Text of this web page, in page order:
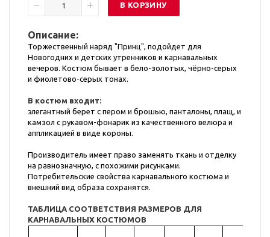
В КОРЗИНУ
Описание:
Торжественный наряд "Принц", подойдет для
Новогодних и детских утренников и карнавальных
вечеров. Костюм бывает в бело-золотых, чёрно-серых
и фиолетово-серых тонах.
В костюм входит:
элегантный берет с пером и брошью, панталоны, плащ, и
камзол с рукавом-фонарик из качественного велюра и
аппликацией в виде короны.
Производитель имеет право заменять ткань и отделку
на равнозначную, с похожими рисунками.
Потребительские свойства карнавального костюма и
внешний вид образа сохранятся.
ТАБЛИЦА СООТВЕТСТВИЯ РАЗМЕРОВ ДЛЯ
КАРНАВАЛЬНЫХ КОСТЮМОВ